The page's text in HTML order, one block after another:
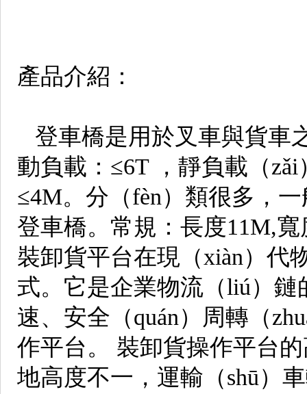
產品介紹：
登車橋是用於叉車與貨車
動負載：≤6T ，靜負載（
≤4M。分（fèn）類很多，
登車橋。常規：長度11M,
裝卸貨平台在現（xiàn）代
式。它是企業物流（liú）
速、安全（quán）周轉（
作平台。 裝卸貨操作平台
地高度不一，運輸（shū）